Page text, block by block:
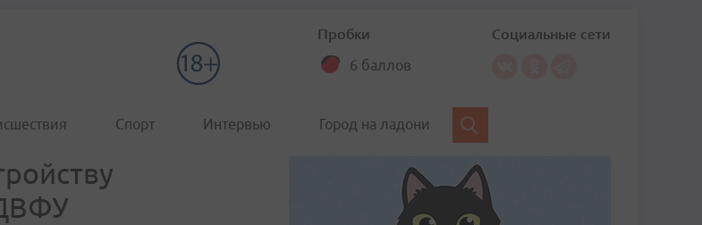
Пробки
6 баллов
Социальные сети
Спорт Интервью Город на ладони